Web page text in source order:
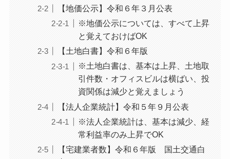
【地価公示】令和６年３月公表
※地価公示については、すべて上昇
と覚えておけばOK
【土地白書】令和６年版
※土地白書は、基本は上昇、土地取
引件数・オフィスビルは横ばい、投
資関係は減少と覚えましょう
【法人企業統計】令和５年９月公表
※法人企業統計は、基本は減少、経
常利益率のみ上昇でOK
【宅建業者数】令和６年版 国土交通白